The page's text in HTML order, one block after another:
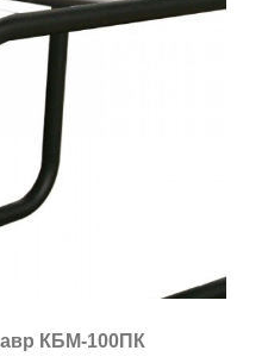
КБМ-100ПК